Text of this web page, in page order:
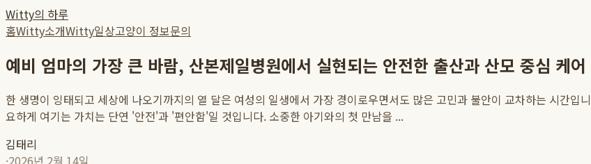
Witty의 하루
홈Witty소개Witty일상고양이 정보문의
예비 엄마의 가장 큰 바람, 산본제일병원에서 실현되는 안전한 출산과 산모 중심 케어
한 생명이 잉태되고 세상에 나오기까지의 열 달은 여성의 일생에서 가장 경이로우면서도 많은 고민과 불안이 교차하는 시간
요하게 여기는 가치는 단연 '안전'과 '편안함'일 것입니다. 소중한 아기와의 첫 만남을 ...
김태리
·2026년 2월 14일